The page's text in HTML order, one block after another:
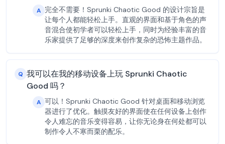
A 完全不需要！Sprunki Chaotic Good 的设计宗旨是
让每个人都能轻松上手。直观的界面和基于角色的声
音混合使初学者可以轻松上手，同时为经验丰富的音
乐家提供了足够的深度来创作复杂的恐怖主题作品。
Q 我可以在我的移动设备上玩 Sprunki Chaotic
Good 吗？
A 可以！Sprunki Chaotic Good 针对桌面和移动浏览
器进行了优化。触摸友好的界面使在任何设备上创作
令人难忘的音乐变得容易，让你无论身在何处都可以
制作令人不寒而栗的配乐。